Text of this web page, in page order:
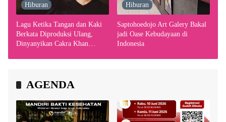
Hiburan
Lagu Ketika Tangan dan Kaki
Berkata Diproduksi Ulang,
Dinyanyikan Cakra Khan
Hiburan
Saptohoedojo Art Galery Bakal
jadi Oase Kebudayaan di
Indonesia
AGENDA